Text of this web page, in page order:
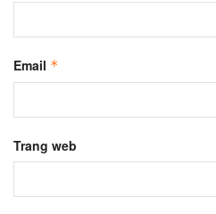
Email *
Trang web